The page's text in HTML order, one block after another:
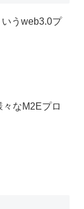
うweb3.0プ
なM2Eプロ